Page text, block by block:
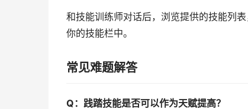
和技能训练师对话后，浏览提供的技能列
你的技能栏中。
常见难题解答
Q：践踏技能是否可以作为天赋提高？